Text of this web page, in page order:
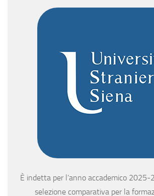
È indetta per l’anno accademico
selezione comparativa per la